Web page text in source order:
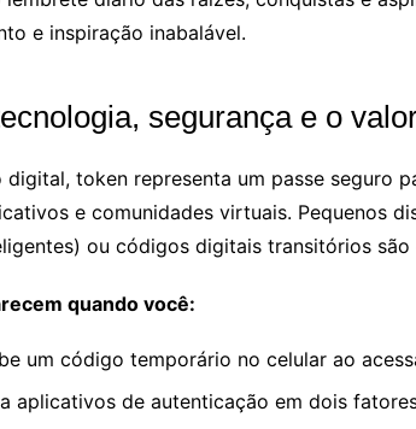
e inspiração inabalável.
segurança e o
digital, token representa um passe seguro
e comunidades virtuais. Pequenos
ou códigos digitais transitórios são
quando você:
um código temporário no celular ao
aplicativos de autenticação em dois